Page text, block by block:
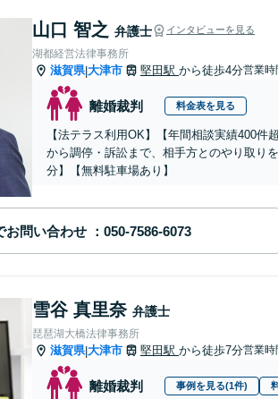
山口 智之 弁護士 インタビューを見る
湖都経営法律事務所
滋賀県|大津市 堅田駅 から徒歩4分営業時
離婚裁判 料金表を見る
【法テラス利用OK】【年間相談実績400
から調停・訴訟まで、相手方とのやり取り
分】【無料駐車場あり】
お問い合わせ
雪谷 真里奈 弁護士
琵琶湖大橋法律事務所
滋賀県|大津市 堅田駅 から徒歩7分営業時
離婚裁判 事例を見る(1件)